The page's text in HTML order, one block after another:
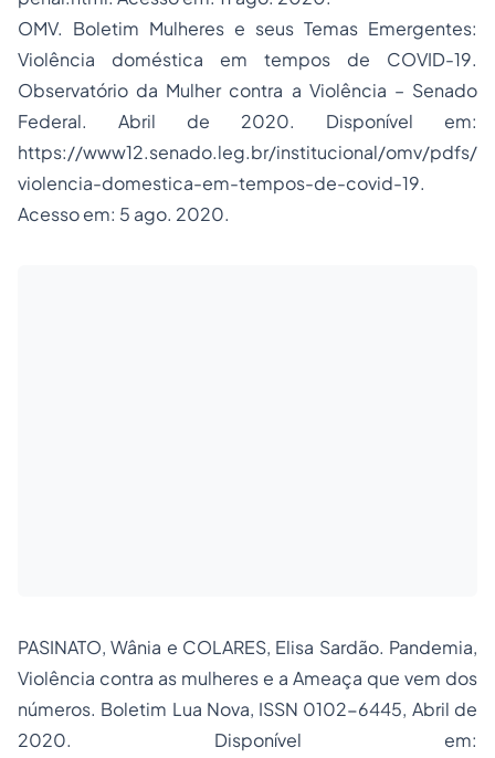
OMV. Boletim Mulheres e seus Temas Emergentes:
Violência doméstica em tempos de COVID-19.
Observatório da Mulher contra a Violência – Senado
Federal. Abril de 2020. Disponível em:
https://www12.senado.leg.br/institucional/omv/pdfs/
violencia-domestica-em-tempos-de-covid-19.
Acesso em: 5 ago. 2020.
PASINATO, Wânia e COLARES, Elisa Sardão. Pandemia,
Violência contra as mulheres e a Ameaça que vem dos
números. Boletim Lua Nova, ISSN 0102-6445, Abril de
2020. Disponível em: